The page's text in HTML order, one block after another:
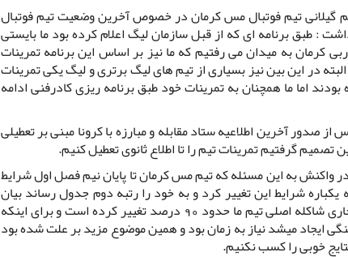
گیلانی تیم فوتبال مس کرمان در خصوص آخرین وضعیت تیم فوتبال
: طبق برنامه ای که از قبل سازمان لیگ اعلام کرده بود ما بایستی
دربی کرمان به میدان می رفتیم که ما نیز بر اساس این برنامه تمرینات
در این بین نیز بسیاری از تیم های لیگ برتری و لیگ یکی تمرینات
اما ما همچنان به تمرینات خود طبق برنامه ریزی کادرفنی ادامه
صدور آخرین اطلاعیه ستاد مقابله و مبارزه با کرونا مبنی بر تعطیلی
تصمیم گرفتیم تمرینات تیم را تا اطلاع ثانوی تعطیل کنیم.
واکنش به این مسئله که تیم مس کرمان تا پایان نیم فصل اول شرایط
شرایط این تغییر کرد و به خود را رتبه دوم جدول رساند بیان
داشت : در فصل جاری شاکله اصلی تیم ما حدود 90 درصد تغییر کرده است و برای اینکه
ایجاد میشد نیاز به زمان بود و همین موضوع مزید بر علت شده بود
خوبی را کسب نکنیم.